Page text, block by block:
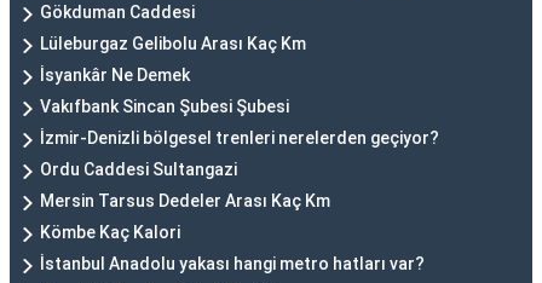
Gökduman Caddesi
Lüleburgaz Gelibolu Arası Kaç Km
İsyankâr Ne Demek
Vakıfbank Sincan Şubesi Şubesi
İzmir-Denizli bölgesel trenleri nerelerden geçiyor?
Ordu Caddesi Sultangazi
Mersin Tarsus Dedeler Arası Kaç Km
Kömbe Kaç Kalori
İstanbul Anadolu yakası hangi metro hatları var?